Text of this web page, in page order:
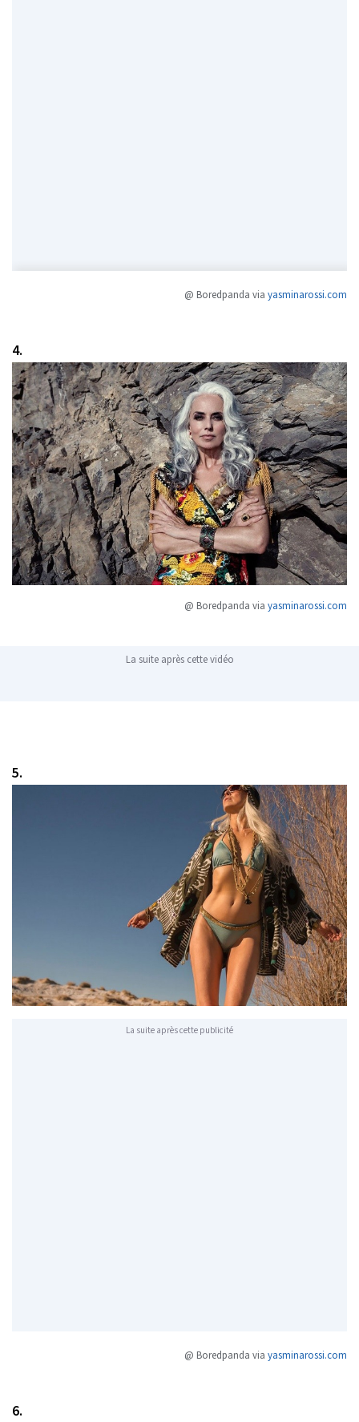
@ Boredpanda via yasminarossi.com
4.
@ Boredpanda via yasminarossi.com
La suite après cette vidéo
5.
La suite après cette publicité
@ Boredpanda via yasminarossi.com
6.